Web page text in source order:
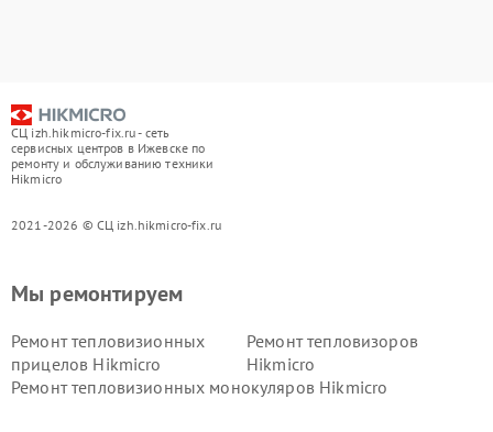
СЦ izh.hikmicro-fix.ru - сеть
сервисных центров в Ижевске по
ремонту и обслуживанию техники
Hikmicro
2021-2026 © СЦ izh.hikmicro-fix.ru
Мы ремонтируем
Ремонт тепловизионных
прицелов Hikmicro
Ремонт тепловизоров
Hikmicro
Ремонт тепловизионных монокуляров Hikmicro